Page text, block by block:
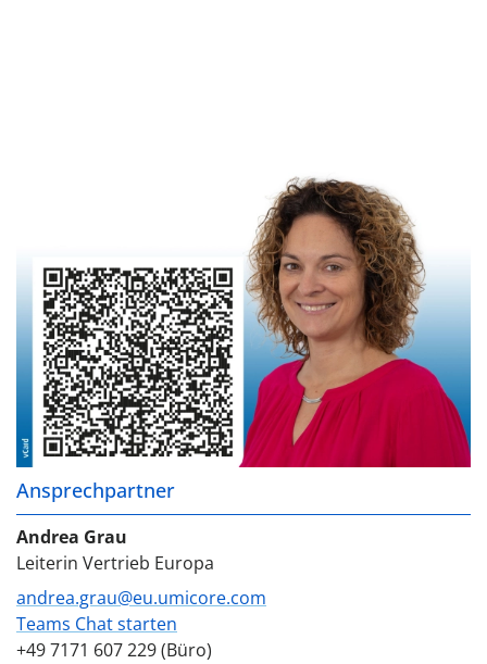
Ansprechpartner
Andrea Grau
Leiterin Vertrieb Europa
andrea.grau@eu.umicore.com
Teams Chat starten
+49 7171 607 229 (Büro)